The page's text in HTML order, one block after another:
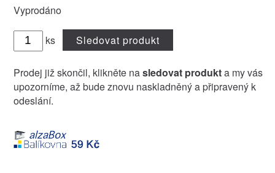
Vyprodáno
ks Sledovat produkt
Prodej již skončil, klikněte nasledovat produkta my vás
upozorníme, až bude znovu naskladněný a připravený k
odeslání.